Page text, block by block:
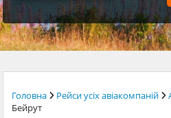
Головна Рейси усіх авіакомпаній
Бейрут